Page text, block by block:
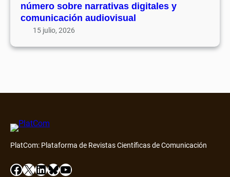
número sobre narrativas digitales y
comunicación audiovisual
15 julio, 2026
PlatCom: Plataforma de Revistas Científicas de Comunicación
Facebook X LinkedIn Bluesky YouTube